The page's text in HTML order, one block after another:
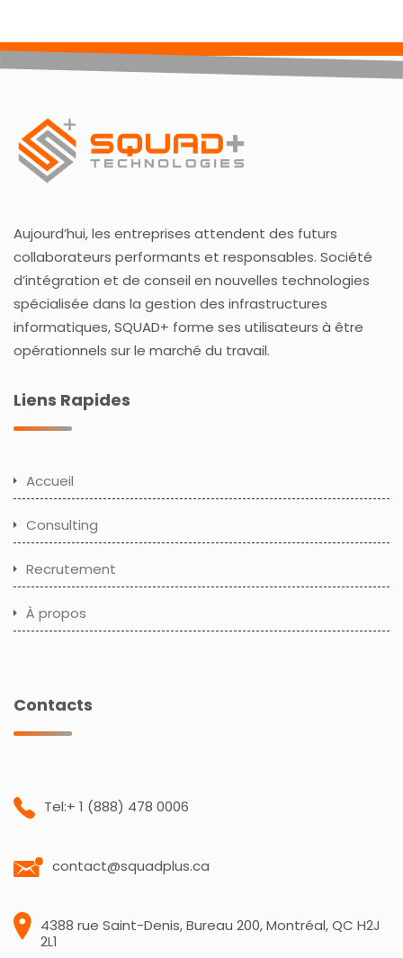
Aujourd’hui, les entreprises attendent des futurs
collaborateurs performants et responsables. Société
d’intégration et de conseil en nouvelles technologies
spécialisée dans la gestion des infrastructures
informatiques, SQUAD+ forme ses utilisateurs à être
opérationnels sur le marché du travail.
Liens Rapides
Accueil
Consulting
Recrutement
À propos
Contacts
Tel:+ 1 (888) 478 0006
contact@squadplus.ca
4388 rue Saint-Denis, Bureau 200, Montréal, QC H2J
2L1